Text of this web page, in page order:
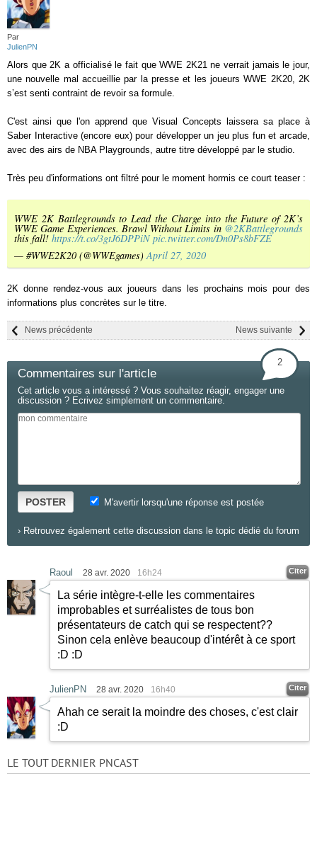
Par
JulienPN
Alors que 2K a officialisé le fait que WWE 2K21 ne verrait jamais le jour,
une nouvelle mal accueillie par la presse et les joueurs WWE 2K20, 2K
s’est senti contraint de revoir sa formule.
C'est ainsi que l'on apprend que Visual Concepts laissera sa place à
Saber Interactive (encore eux) pour développer un jeu plus fun et arcade,
avec des airs de NBA Playgrounds, autre titre développé par le studio.
Très peu d'informations ont filtré pour le moment hormis ce court teaser :
WWE 2K Battlegrounds to Lead the Charge into the Future of 2K’s
WWE Game Experiences. Brawl Without Limits in @2KBattlegrounds
this fall! https://t.co/3gtJ6DPPiN pic.twitter.com/Dn0Ps8bFZE
— #WWE2K20 (@WWEgames)April 27, 2020
2K donne rendez-vous aux joueurs dans les prochains mois pour des
informations plus concrètes sur le titre.
News suivante
News précédente
Commentaires sur l'article
2
Cet article vous a intéressé ? Vous souhaitez réagir, engager une
discussion ? Ecrivez simplement un commentaire.
POSTER M'avertir lorsqu'une réponse est postée
› Retrouvez également cette discussion dans le topic dédié du forum
Raoul 28 avr. 2020 16h24 Citer
La série intègre-t-elle les commentaires
improbables et surréalistes de tous bon
présentateurs de catch qui se respectent??
Sinon cela enlève beaucoup d'intérêt à ce sport
:D :D
JulienPN 28 avr. 2020 16h40 Citer
Ahah ce serait la moindre des choses, c'est clair
:D
LE TOUT DERNIER PNCAST